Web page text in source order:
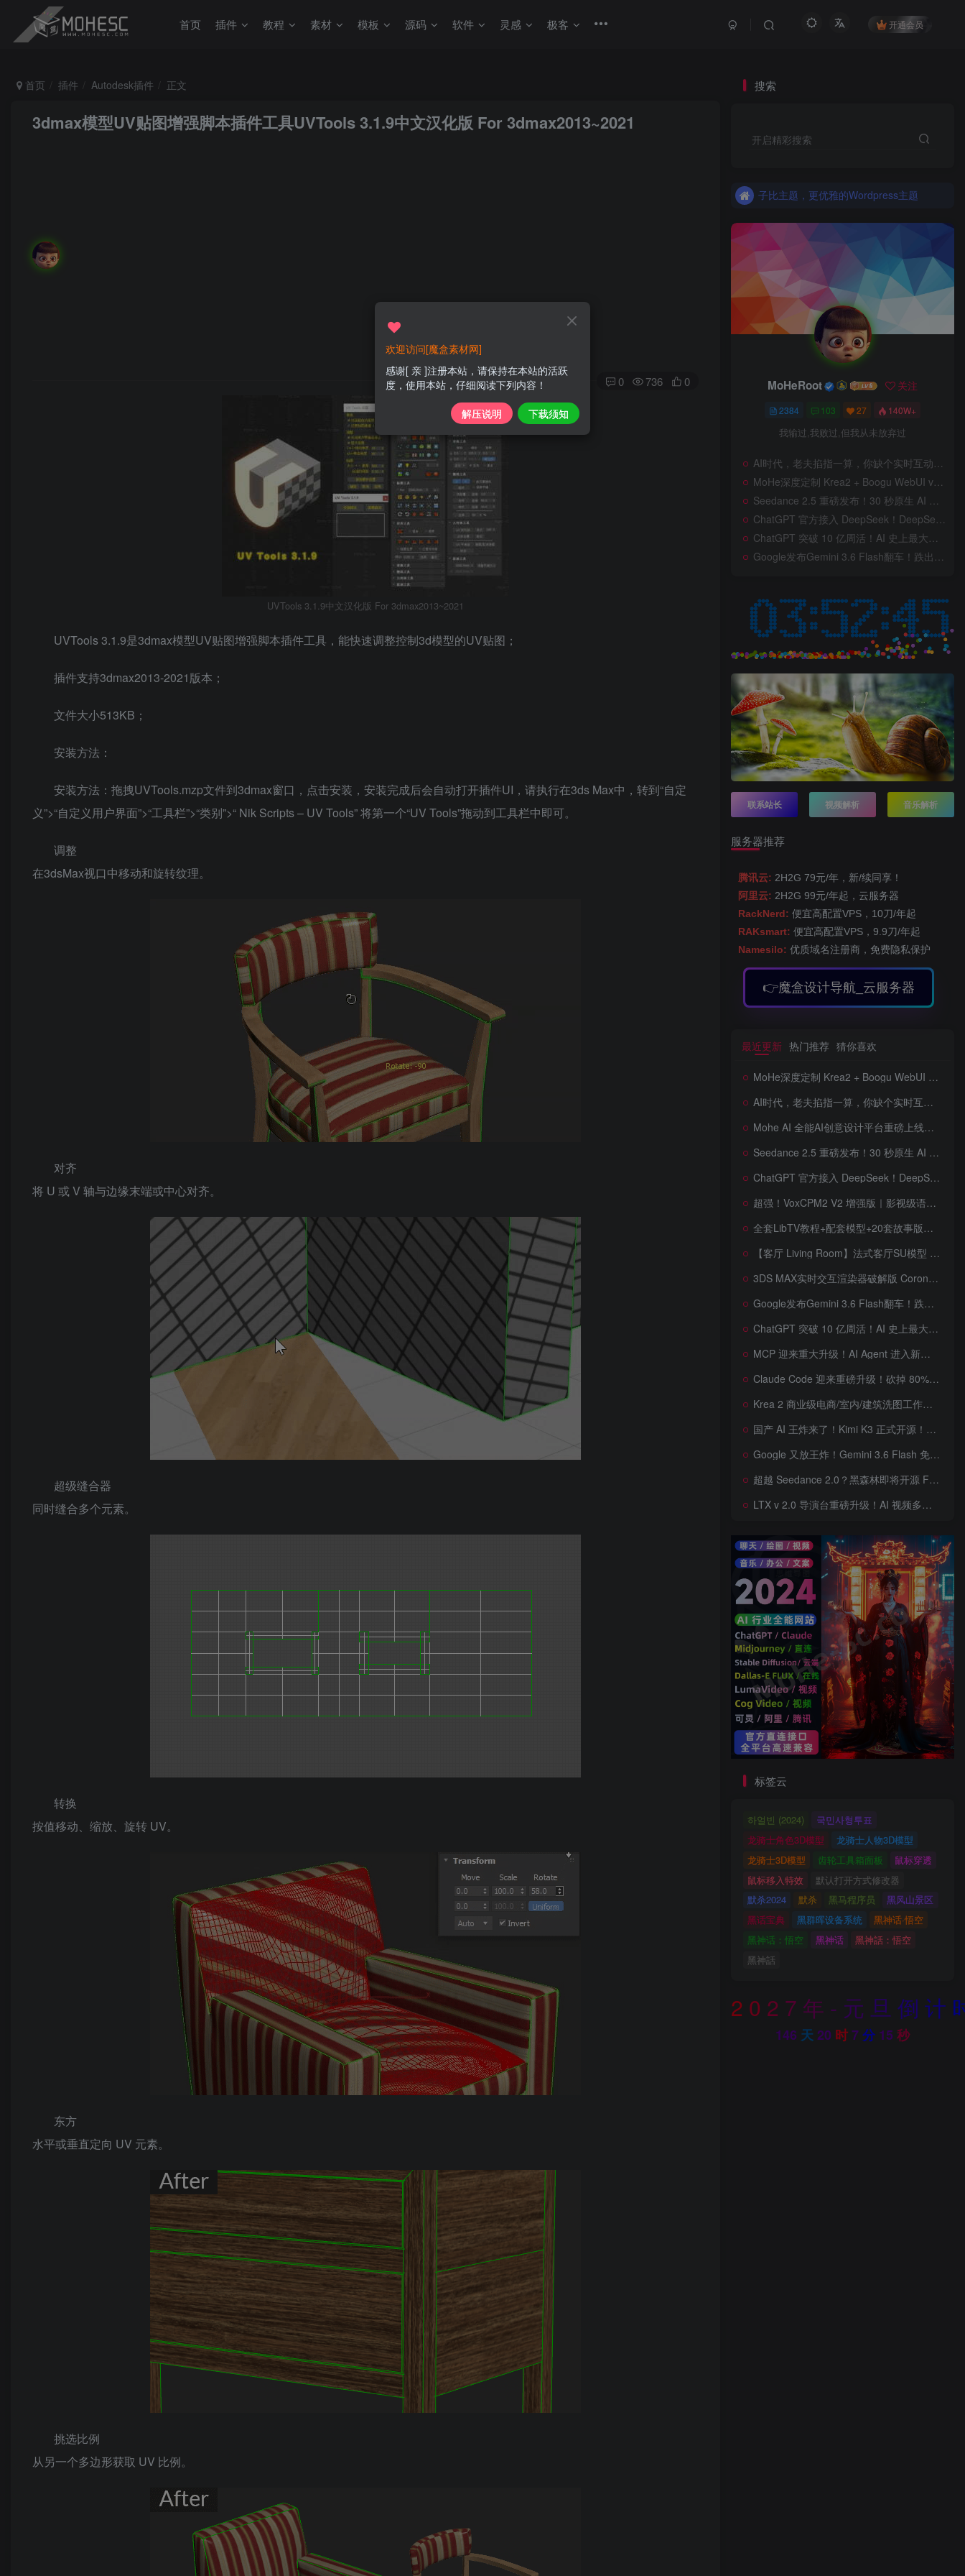
首页 插件 教程 素材 模板 源码 软件 灵感 极客 开通会员
首页 插件 Autodesk插件 正文
3dmax模型UV贴图增强脚本插件工具UVTools 3.1.9中文汉化版 For 3dmax2013~2021
0 736 0
UVTools 3.1.9中文汉化版 For 3dmax2013~2021
UVTools 3.1.9是3dmax模型UV贴图增强脚本插件工具，能快速调整控制3d模型的UV贴图；
插件支持3dmax2013-2021版本；
文件大小513KB；
安装方法：
安装方法：拖拽UVTools.mzp文件到3dmax窗口，点击安装，安装完成后会自动打开插件UI，请执行在3ds Max中，转到“自定
义”>“自定义用户界面”>“工具栏”>“类别”>“ Nik Scripts – UV Tools” 将第一个“UV Tools”拖动到工具栏中即可。
调整
在3dsMax视口中移动和旋转纹理。
对齐
将 U 或 V 轴与边缘末端或中心对齐。
超级缝合器
同时缝合多个元素。
转换
按值移动、缩放、旋转 UV。
东方
水平或垂直定向 UV 元素。
挑选比例
从另一个多边形获取 UV 比例。
搜索
开启精彩搜索
子比主题，更优雅的Wordpress主题
子比主题，更优雅的Wordpress主题
MoHeRoot 关注
2384 103 27 140W+
我输过,我败过,但我从未放弃过
AI时代，老夫掐指一算，你缺个实时互动的 AI 赛博女友！无需 API、完全免费、实时语音互动，零延迟打造专属 AI 数字女友，附本地部署教程！
MoHe深度定制 Krea2 + Boogu WebUI v2.0 重磅发布！专为 AI 室内设计师打造，一键切换定制工作流，彻底告别 ComfyUI 复杂节点，一键生图！
Seedance 2.5 重磅发布！30 秒原生 AI 视频、50 个多模态参考、原位编辑全上线，告别抽卡盲盒，AI 视频正式进入导演时代！
ChatGPT 官方接入 DeepSeek！DeepSeek V4 Flash 0731 重磅开源发布！AI 编程能力全面升级，支持识图、支持 Responses API，本地部署全攻略！
ChatGPT 突破 10 亿周活！AI 史上最大用户奇迹背后，OpenAI 正面对一场百亿美元级商业挑战
Google发布Gemini 3.6 Flash翻车！跌出全球智能榜前十！Google 新模型遭遇口碑争议，附个人一些使用体验——变慢/降智/弱智，Gemini现在真的是一团糟，Google版豆包！
联系站长 视频解析 音乐解析
服务器推荐
腾讯云: 2H2G 79元/年，新/续同享！
阿里云: 2H2G 99元/年起，云服务器
RackNerd: 便宜高配置VPS，10刀/年起
RAKsmart: 便宜高配置VPS，9.9刀/年起
Namesilo: 优质域名注册商，免费隐私保护
👉魔盒设计导航_云服务器
最近更新 热门推荐 猜你喜欢
MoHe深度定制 Krea2 + Boogu WebUI v2.0 重磅发布！专为 AI 室内设计师打造，一键切换定制工作流，彻底告别 ComfyUI 复杂节点，一键生图！
AI时代，老夫掐指一算，你缺个实时互动的 AI 赛博女友！无需 API、完全免费、实时语音互动，零延迟打造专属 AI 数字女友，附本地部署教程！
Mohe AI 全能AI创意设计平台重磅上线！一站式AI提示词词库·对话·绘画·画廊·推流AI创意神器与AIGC展示平台系统全面升级！
Seedance 2.5 重磅发布！30 秒原生 AI 视频、50 个多模态参考、原位编辑全上线，告别抽卡盲盒，AI 视频正式进入导演时代！
ChatGPT 官方接入 DeepSeek！DeepSeek V4 Flash 0731 重磅开源发布！AI 编程能力全面升级，支持识图、支持 Responses API，本地部署全攻略！
超强！VoxCPM2 V2 增强版｜影视级语音克隆，音色永久保存，文字转语音+AI声音克隆+方言 + ai语音设计+多人对话 + 字幕全搞定
全套LibTV教程+配套模型+20套故事版参考(含提示词)轻松学会AI短剧制作，全套教程走过路过不要错过想在家里赚钱的就学习起来
【客厅 Living Room】法式客厅SU模型 French-style living room SketchUp model
3DS MAX实时交互渲染器破解版 Corona Render 15 Hotfix 2 For 3ds Max 2018 ~ 2027 Win + 离线材质预设库
Google发布Gemini 3.6 Flash翻车！跌出全球智能榜前十！Google 新模型遭遇口碑争议，附个人一些使用体验——变慢/降智/弱智，Gemini现在真的是一团糟，Google版豆包！
ChatGPT 突破 10 亿周活！AI 史上最大用户奇迹背后，OpenAI 正面对一场百亿美元级商业挑战
MCP 迎来重大升级！AI Agent 进入新纪元，模型上下文协议全面重构，未来 AI 工具生态将被重新定义，AI工具接口进入倒计时开始！
Claude Code 迎来重磅升级！砍掉 80% 系统提示词一键瘦身优化，新增 /doctor 诊断命令，AI 编程效率再次提升
Krea 2 商业级电商/室内/建筑洗图工作流首次公开！三套工作流 + 三档预设 + JSON 反推，RAW、Turbo、Depth、4 倍增强一次学会
国产 AI 王炸来了！Kimi K3 正式开源！免费下载全球最大 2.8 万亿参数模型，国产开源 AI 首次逼近闭源天花板
Google 又放王炸！Gemini 3.6 Flash 免费开放，AI 编程、Agent 能力暴涨，开发者必体验的新一代 AI 模型，性能再次刷新纪录
超越 Seedance 2.0？黑森林即将开源 FLUX 3 Dev！Self-Flow 世界模型首次曝光，20 秒音画同步 AI 视频时代来了！
LTX v 2.0 导演台重磅升级！AI 视频多角色、多场景、多参考控制全面增强生成来了，角色一致性暴涨，终于像电影一样可控，一键打造电影级AI 短片
标签云
하얼빈 (2024)
국민사형투표
龙骑士角色3D模型
龙骑士人物3D模型
龙骑士3D模型
齿轮工具箱面板
鼠标穿透
鼠标移入特效
默认打开方式修改器
默杀2024
默杀 黑马程序员
黑风山景区
黑话宝典
黑群晖设备系统
黑神话·悟空
黑神话：悟空
黑神话
黑神話：悟空
黑神話
2 0 2 7 年 - 元 旦 倒 计
146 天 20 时7分 13 秒
欢迎访问[魔盒素材网]
感谢[ 亲 ]注册本站，请保持在本站的活跃
度，使用本站，仔细阅读下列内容！
解压说明 下载须知